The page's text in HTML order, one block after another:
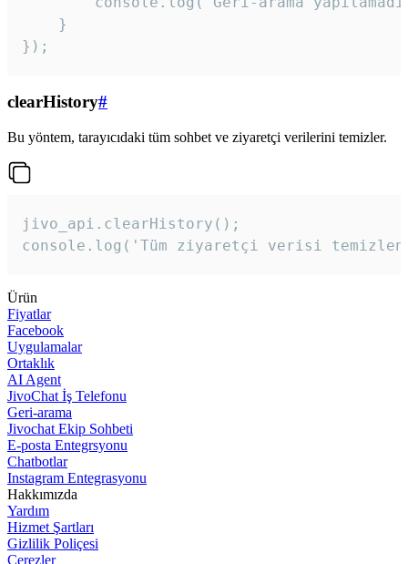
    }
});
clearHistory#
Bu yöntem, tarayıcıdaki tüm sohbet ve ziyaretçi verilerini temizler.
jivo_api.clearHistory();
console.log('Tüm ziyaretçi verisi
Ürün
Fiyatlar
Facebook
Uygulamalar
Ortaklık
AI Agent
JivoChat İş Telefonu
Geri-arama
Jivochat Ekip Sohbeti
E-posta Entegrsyonu
Chatbotlar
Instagram Entegrasyonu
Hakkımızda
Yardım
Hizmet Şartları
Gizlilik Poliçesi
Çerezler